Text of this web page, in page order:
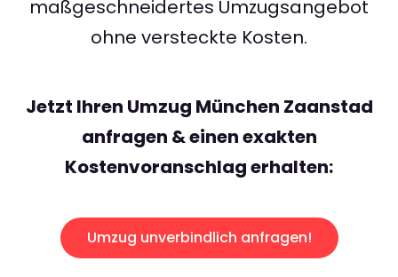
maßgeschneidertes Umzugsangebot
ohne versteckte Kosten.
Jetzt Ihren Umzug München Zaanstad
anfragen & einen exakten
Kostenvoranschlag erhalten:
Umzug unverbindlich anfragen!